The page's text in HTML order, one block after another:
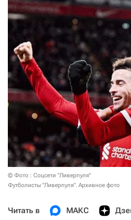
© Фото : Соцсети "Ливерпуля"
Футболисты "Ливерпуля". Архивное фото
Читать в МАКС